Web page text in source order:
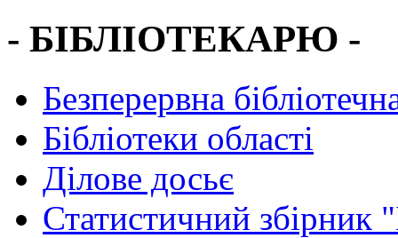
- БІБЛІОТЕКАРЮ -
Безперервна
Бібліотеки області
Ділове досьє
Статистичний